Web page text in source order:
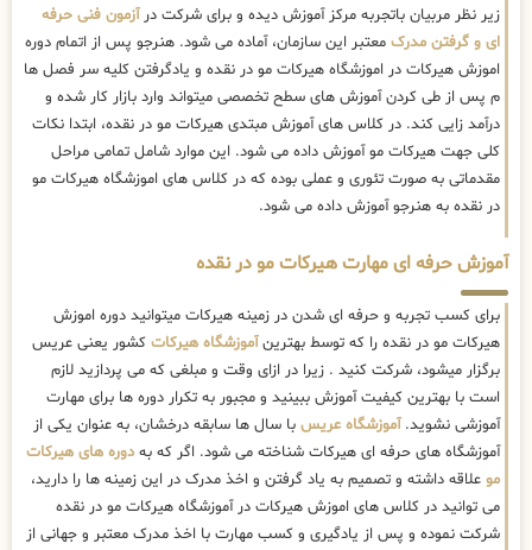
زیر نظر مربیان باتجربه مرکز آموزش دیده و برای شرکت درآزمون فنی حرفه
ای و گرفتن مدرک معتبر این سازمان، آماده می شود. هنرجو پس از اتمام دوره
اموزش هیرکات در اموزشگاه هیرکات مو در نقده و یادگرفتن کلیه سر فصل ها
م پس از طی کردن آموزش های سطح تخصصی میتواند وارد بازار کار شده و
درآمد زایی کند. در کلاس های آموزش مبتدی هیرکات مو در نقده، ابتدا نکات
کلی جهت هیرکات مو آموزش داده می شود. این موارد شامل تمامی مراحل
مقدماتی به صورت تئوری و عملی بوده که در کلاس های اموزشگاه هیرکات مو
در نقده به هنرجو آموزش داده می شود.
آموزش حرفه ای مهارت هیرکات مو در نقده
برای کسب تجربه و حرفه ای شدن در زمینه هیرکات میتوانید دوره اموزش
هیرکات مو در نقده را که توسط بهترینآموزشگاه هیرکات کشور یعنی عریس
برگزار میشود، شرکت کنید . زیرا در ازای وقت و مبلغی که می پردازید لازم
است با بهترین کیفیت آموزش ببینید و مجبور به تکرار دوره ها برای مهارت
آموزشی نشوید.آموزشگاه عریس با سال ها سابقه درخشان، به عنوان یکی از
آموزشگاه های حرفه ای هیرکات شناخته می شود. اگر که بهدوره های هیرکات
مو علاقه داشته و تصمیم به یاد گرفتن و اخذ مدرک در این زمینه ها را دارید،
می توانید در کلاس های اموزش هیرکات در آموزشگاه هیرکات مو در نقده
شرکت نموده و پس از یادگیری و کسب مهارت با اخذ مدرک معتبر و جهانی از